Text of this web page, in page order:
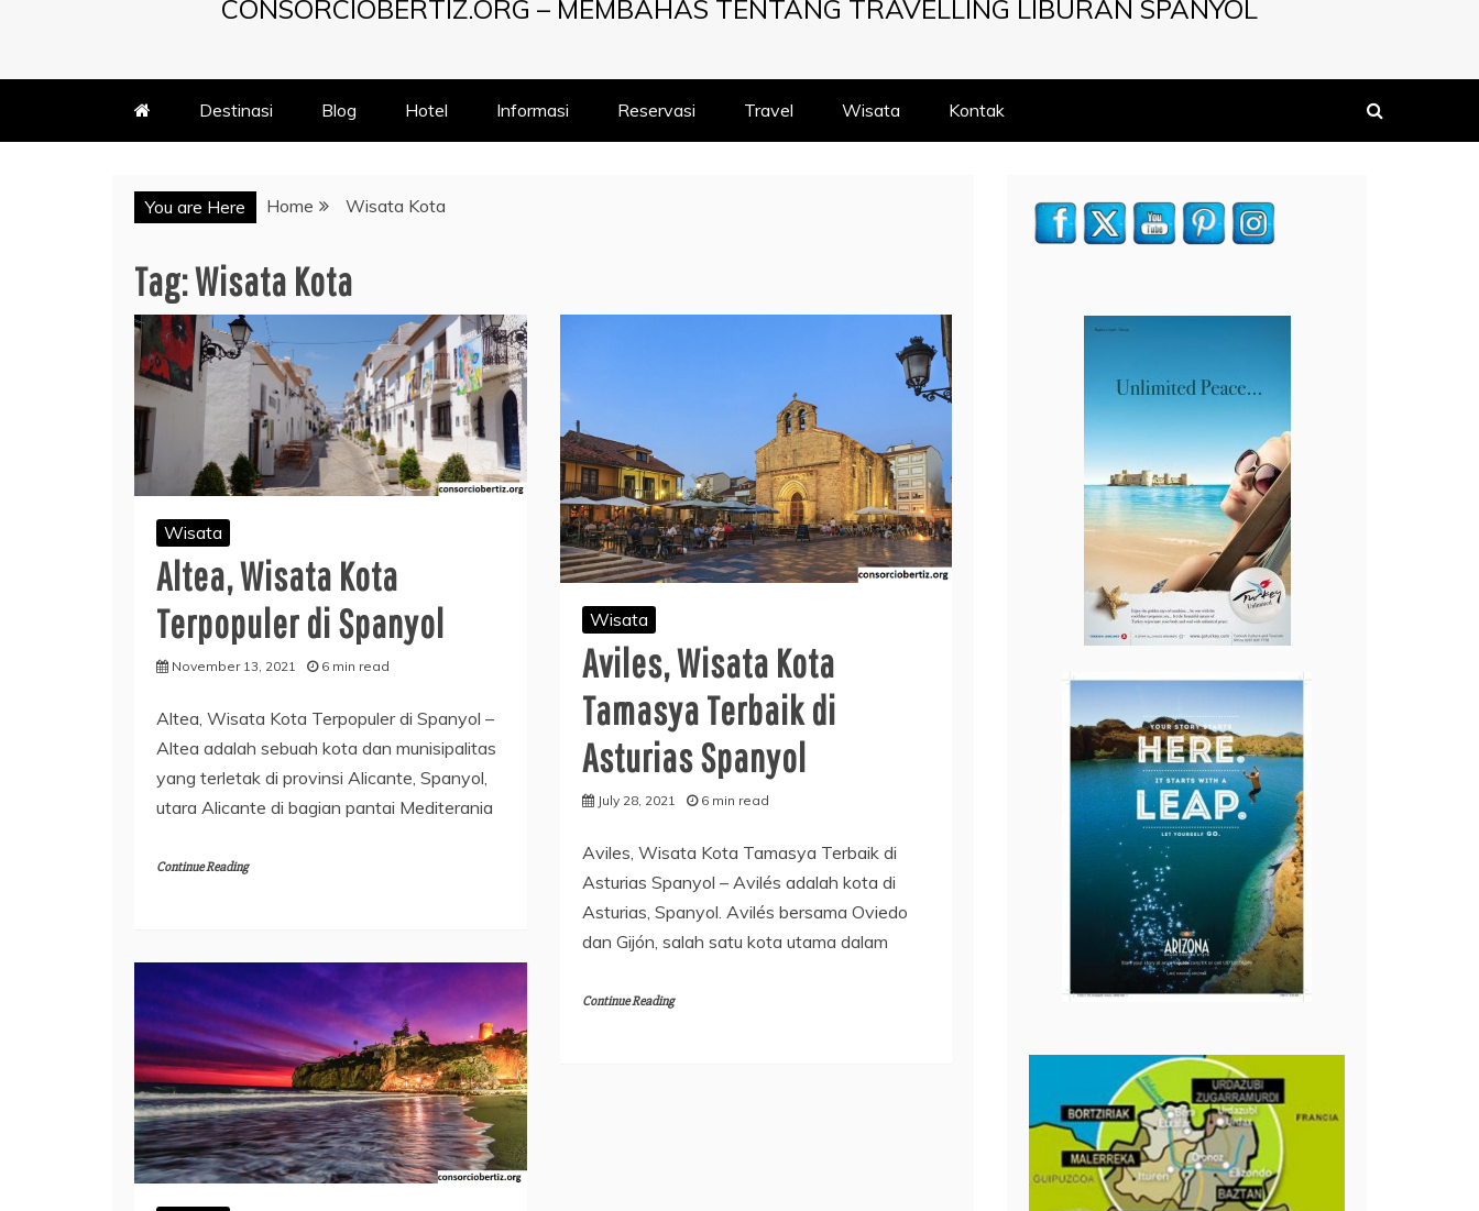
CONSORCIOBERTIZ.ORG – MEMBAHAS TENTANG TRAVELLING LIBURAN SPANYOL
Destinasi Blog Hotel Informasi Reservasi Travel Wisata Kontak
You are Here Home Wisata Kota
Tag:Wisata Kota
Wisata
Altea, Wisata Kota
Terpopuler di Spanyol
November 13, 2021 6 min read
Altea, Wisata Kota Terpopuler di Spanyol –
Altea adalah sebuah kota dan munisipalitas
yang terletak di provinsi Alicante, Spanyol,
utara Alicante di bagian pantai Mediterania
Continue Reading
Wisata
Aviles, Wisata Kota
Tamasya Terbaik di
Asturias Spanyol
July 28, 2021 6 min read
Aviles, Wisata Kota Tamasya Terbaik di
Asturias Spanyol – Avilés adalah kota di
Asturias, Spanyol. Avilés bersama Oviedo
dan Gijón, salah satu kota utama dalam
Continue Reading